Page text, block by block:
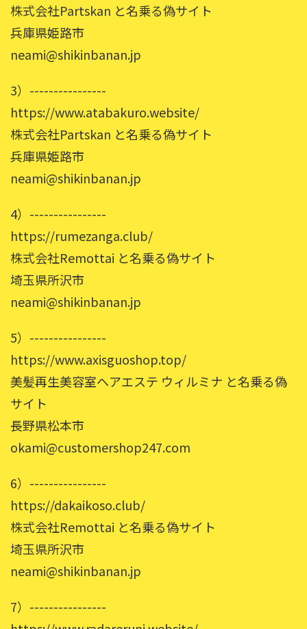
株式会社Partskan と名乗る偽サイト
兵庫県姫路市
neami@shikinbanan.jp
3）----------------
https://www.atabakuro.website/
株式会社Partskan と名乗る偽サイト
兵庫県姫路市
neami@shikinbanan.jp
4）----------------
https://rumezanga.club/
株式会社Remottai と名乗る偽サイト
埼玉県所沢市
neami@shikinbanan.jp
5）----------------
https://www.axisguoshop.top/
美髪再生美容室ヘアエステ ウィルミナ と名乗る偽
サイト
長野県松本市
okami@customershop247.com
6）----------------
https://dakaikoso.club/
株式会社Remottai と名乗る偽サイト
埼玉県所沢市
neami@shikinbanan.jp
7）----------------